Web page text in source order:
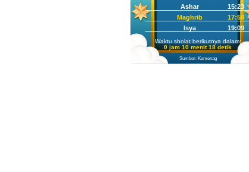
Ashar
15:23
Maghrib
17:58
Isya
19:09
Waktu sholat berikutnya dalam:
0 jam 10 menit 17 detik
Sumber: Kemenag